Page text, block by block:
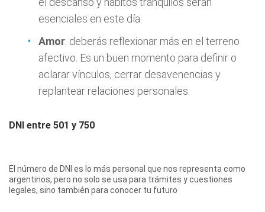
esenciales en este día.
Amor: deberás reflexionar más en el terreno
afectivo. Es un buen momento para definir o
aclarar vínculos, cerrar desavenencias y
replantear relaciones personales.
DNI entre 501 y 750
El número de DNI es lo más personal que nos representa como
argentinos, pero no solo se usa para trámites y cuestiones
legales, sino también para conocer tu futuro